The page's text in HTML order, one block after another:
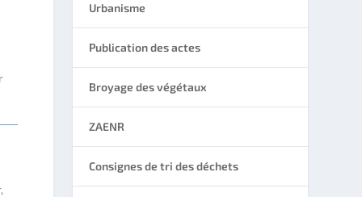
Urbanisme
Publication des actes
Broyage des végétaux
ZAENR
Consignes de tri des déchets